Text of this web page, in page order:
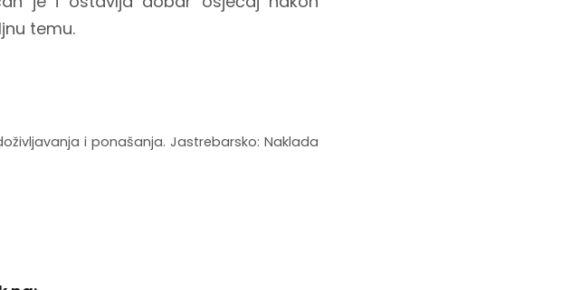
temu.
i ponašanja. Jastrebarsko: Naklada